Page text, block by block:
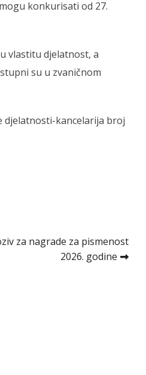
konkurisati od 27.
vlastitu djelatnost, a
su u zvaničnom
djelatnosti-kancelarija broj
za nagrade za pismenost
2026. godine